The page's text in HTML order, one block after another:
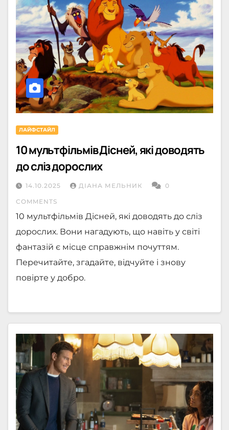
ЛАЙФСТАЙЛ
10 мультфільмів Дісней, які доводять
до сліз дорослих
14.10.2025 ДІАНА МЕЛЬНИК 0
COMMENTS
10 мультфільмів Дісней, які доводять до сліз
дорослих. Вони нагадують, що навіть у світі
фантазій є місце справжнім почуттям.
Перечитайте, згадайте, відчуйте і знову
повірте у добро.